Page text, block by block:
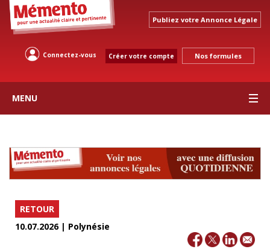
Publiez votre Annonce Légale
Connectez-vous Créer votre compte Nos formules
MENU
RETOUR
10.07.2026 | Polynésie